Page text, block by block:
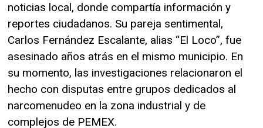
noticias local, donde compartía información y
reportes ciudadanos. Su pareja sentimental,
Carlos Fernández Escalante, alias “El Loco”, fue
asesinado años atrás en el mismo municipio. En
su momento, las investigaciones relacionaron el
hecho con disputas entre grupos dedicados al
narcomenudeo en la zona industrial y de
complejos de PEMEX.